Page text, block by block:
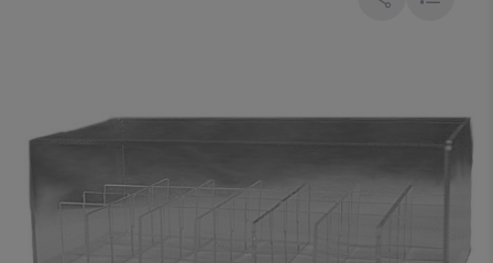
Simples
Odontológico